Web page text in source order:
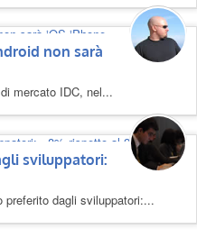
non sarà
mercato IDC, nel...
sviluppatori:
dagli sviluppatori:...